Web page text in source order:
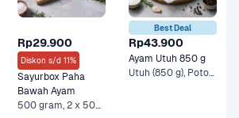
Rp29.900
Diskon s/d 11%
Sayurbox Paha
Bawah Ayam
500 gram, 2 x 500 gr
Best Deal
Rp43.900
Ayam Utuh 850 g
Utuh (850 g), Potong 8 +1 Lainnya